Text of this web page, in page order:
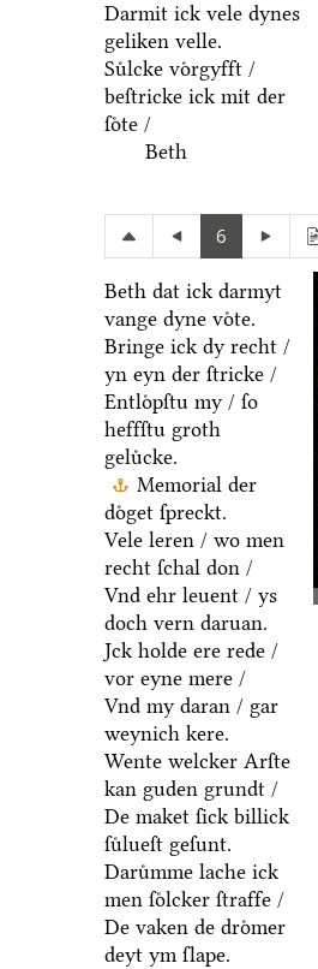
Darmit ick vele dynes
geliken velle.
Suͤlcke voͤrgyfft /
beſtricke ick mit der
ſoͤte /
Beth
6
Beth dat ick darmyt
vange dyne voͤte.
Bringe ick dy recht /
yn eyn der ſtricke /
Entloͤpſtu my / ſo
heffſtu groth
geluͤcke.
Memorial der
doͤget ſpreckt.
Vele leren / wo men
recht ſchal don /
Vnd ehr leuent / ys
doch vern daruan.
Jck holde ere rede /
vor eyne mere /
Vnd my daran / gar
weynich kere.
Wente welcker Arſte
kan guden grundt /
De maket ſick billick
ſuͤlueſt geſunt.
Daruͤmme lache ick
men ſoͤlcker ſtraffe /
De vaken de droͤmer
deyt ym ſlape.